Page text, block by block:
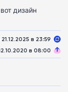
дизайн
в 23:59
в 08:00